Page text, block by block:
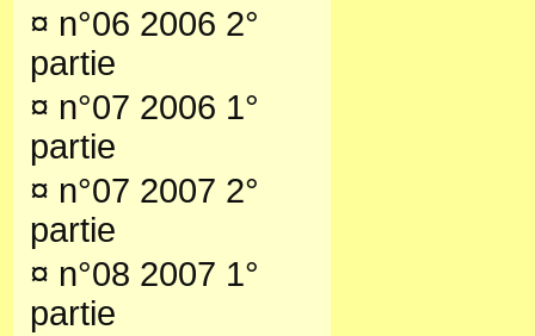
¤ n°06 2006 2°
partie
¤ n°07 2006 1°
partie
¤ n°07 2007 2°
partie
¤ n°08 2007 1°
partie